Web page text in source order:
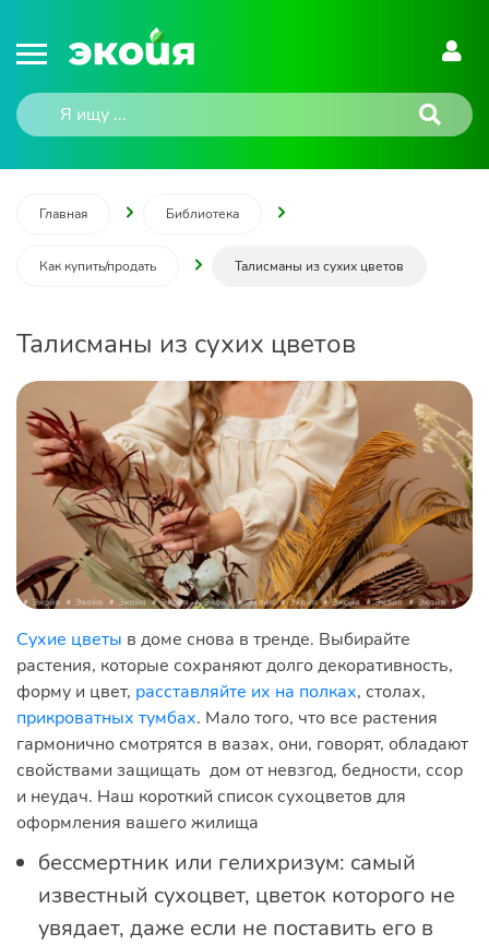
Главная Библиотека
Как купить/продать Талисманы из сухих цветов
Талисманы из сухих цветов
Сухие цветы в доме снова в тренде. Выбирайте
растения, которые сохраняют долго декоративность,
форму и цвет, расставляйте их на полках, столах,
прикроватных тумбах. Мало того, что все растения
гармонично смотрятся в вазах, они, говорят, обладают
свойствами защищать дом от невзгод, бедности, ссор
и неудач. Наш короткий список сухоцветов для
оформления вашего жилища
бессмертник или гелихризум: самый
известный сухоцвет, цветок которого не
увядает, даже если не поставить его в